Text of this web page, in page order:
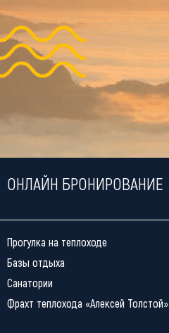
ОНЛАЙН БРОНИРОВАНИЕ
Прогулка на теплоходе
Базы отдыха
Санатории
Фрахт теплохода «Алексей Толстой»